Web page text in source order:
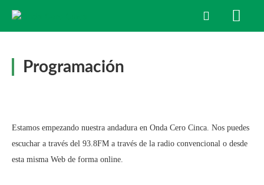
Programación
Estamos empezando nuestra andadura en Onda Cero Cinca. Nos puedes
escuchar a través del 93.8FM a través de la radio convencional o desde
esta misma Web de forma online.